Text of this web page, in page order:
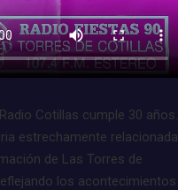
Cotillas cumple 30 años.
estrechamente relacionada
de Las Torres de
los acontecimientos